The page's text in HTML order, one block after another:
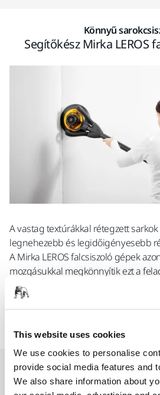
This website uses cookies
We use cookies to personalise
provide social media features and
We also share information about
Könnyű
Segítőkész Mirka LEROS
A vastag textúrákkal rétegzett
legnehezebb és legidőigényesebb
A Mirka LEROS falcsiszoló gépek
mozgásukkal megkönnyítik ezt a
számunkra, hogy könnyedén
sarkokban. Ezenkívül a falcsiszoló
Rövid, de
LEROS-S a könnyű